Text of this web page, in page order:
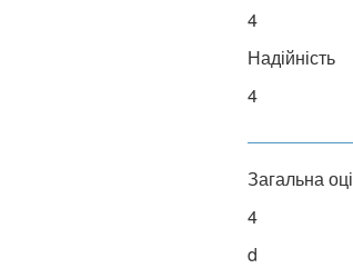
4
Надійність
4
Загальна
4
d